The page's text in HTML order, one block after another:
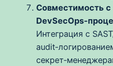
Совместимость с
Интеграция с